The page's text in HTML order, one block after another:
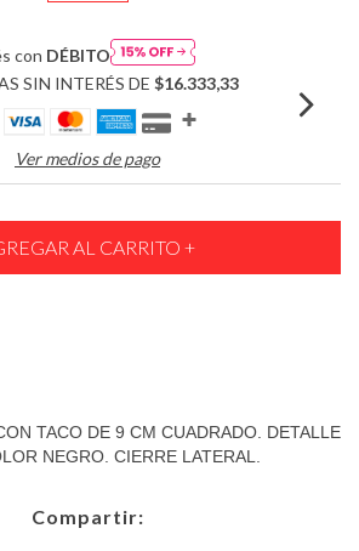
con DÉBITO
SIN INTERÉS DE $16.333,33
Ver medios de pago
TACO DE 9 CM CUADRADO. DETALLE
NEGRO. CIERRE LATERAL.
Compartir: